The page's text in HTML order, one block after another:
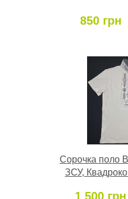
850 грн
Сорочка поло
ЗСУ,
1 500 грн